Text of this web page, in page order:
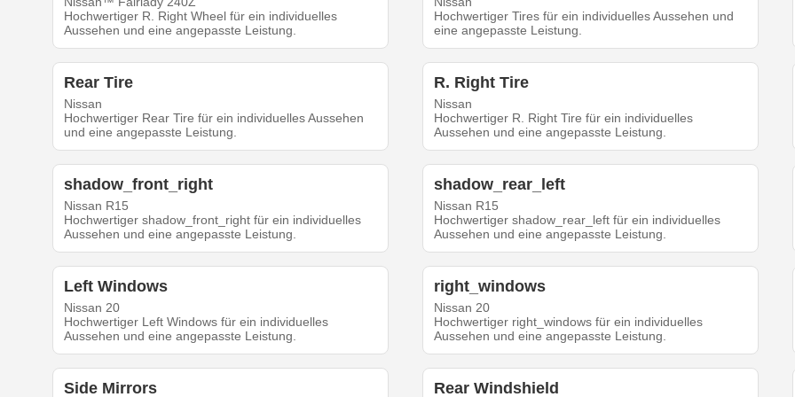
Hochwertiger R. Right Wheel für ein individuelles
Aussehen und eine angepasste Leistung.
Hochwertiger Tires für ein individuelles Aussehen und
eine angepasste Leistung.
Rear Tire
Nissan
Hochwertiger Rear Tire für ein individuelles Aussehen
und eine angepasste Leistung.
R. Right Tire
Nissan
Hochwertiger R. Right Tire für ein individuelles
Aussehen und eine angepasste Leistung.
shadow_front_right
Nissan R15
Hochwertiger shadow_front_right für ein individuelles
Aussehen und eine angepasste Leistung.
shadow_rear_left
Nissan R15
Hochwertiger shadow_rear_left für ein individuelles
Aussehen und eine angepasste Leistung.
Left Windows
Nissan 20
Hochwertiger Left Windows für ein individuelles
Aussehen und eine angepasste Leistung.
right_windows
Nissan 20
Hochwertiger right_windows für ein individuelles
Aussehen und eine angepasste Leistung.
Side Mirrors Rear Windshield